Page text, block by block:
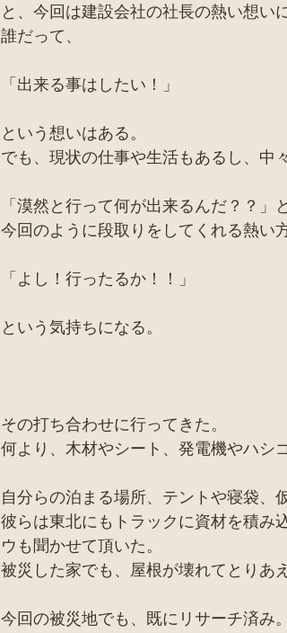
と、今回は建設会社の社長の熱い想い
誰だって、
「出来る事はしたい！」
という想いはある。
でも、現状の仕事や生活もあるし、中
「漠然と行って何が出来るんだ？？」
今回のように段取りをしてくれる熱い
「よし！行ったるか！！」
という気持ちになる。
その打ち合わせに行ってきた。
何より、木材やシート、発電機やハシ
自分らの泊まる場所、テントや寝袋、
彼らは東北にもトラックに資材を積み
ウも聞かせて頂いた。
被災した家でも、屋根が壊れてとりあ
今回の被災地でも、既にリサーチ済み。